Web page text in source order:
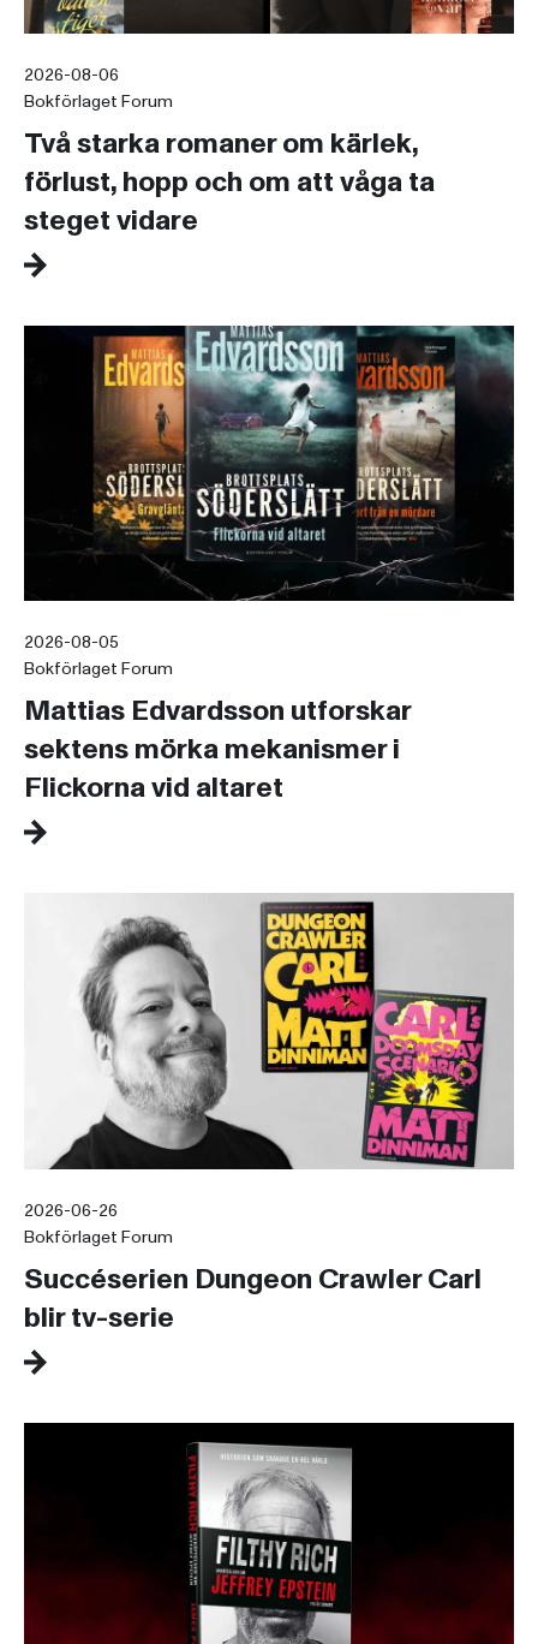
2026-08-06
Bokförlaget Forum
Två starka romaner om kärlek,
förlust, hopp och om att våga ta
steget vidare
2026-08-05
Bokförlaget Forum
Mattias Edvardsson utforskar
sektens mörka mekanismer i
Flickorna vid altaret
2026-06-26
Bokförlaget Forum
Succéserien Dungeon Crawler Carl
blir tv-serie